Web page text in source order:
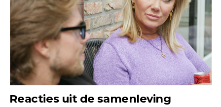
Reacties uit de samenleving